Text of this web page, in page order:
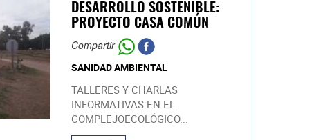
DESARROLLO SOSTENIBLE:
PROYECTO CASA COMÚN
Compartir
SANIDAD AMBIENTAL
TALLERES Y CHARLAS
INFORMATIVAS EN EL
COMPLEJOECOLÓGICO...